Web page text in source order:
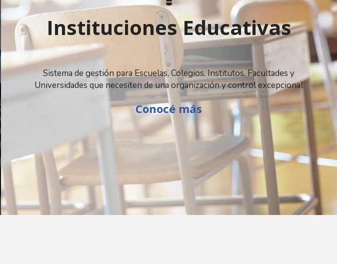
Instituciones Educativas
Sistema de gestión para Escuelas, Colegios, Institutos, Facultades y
Universidades que necesiten de una organización y control excepcional
Conocé más